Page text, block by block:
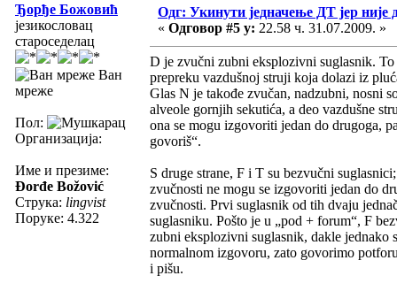
Ђорђе Божовић
језикословац
староседелац
Ван
мреже
Пол:
Организација:
Име и презиме:
Đorđe Božović
Струка: lingvist
Поруке: 4.322
Одг: Укинути једначење ДТ јер није
« Одговор #5 у: 22.58 ч. 31.07.2009. »
D je zvučni zubni eksplozivni suglasnik.
prepreku vazdušnoj struji koja dolazi iz
Glas N je takođe zvučan, nadzubni, nosni
alveole gornjih sekutića, a deo vazdušne
ona se mogu izgovoriti jedan do drugoga,
govoriš“.
S druge strane, F i T su bezvučni
zvučnosti ne mogu se izgovoriti jedan do
zvučnosti. Prvi suglasnik od tih dvaju
suglasniku. Pošto je u „pod + forum“, F
zubni eksplozivni suglasnik, dakle
normalnom izgovoru, zato govorimo
i pišu.